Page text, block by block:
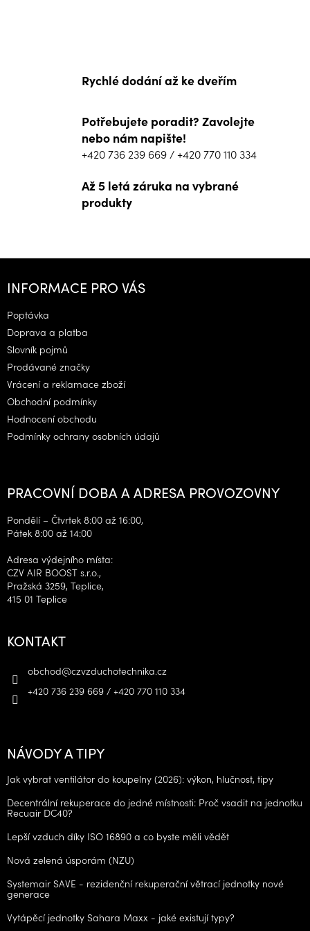
Rychlé dodání až ke dveřím
Potřebujete poradit? Zavolejte
nebo nám napište!
+420 736 239 669/ +420 770 110 334
Až 5 letá záruka na vybrané
produkty
Z
INFORMACE PRO VÁS
Poptávka
Doprava a platba
Slovník pojmů
Prodávané značky
Vrácení a reklamace zboží
Obchodní podmínky
Hodnocení obchodu
Podmínky ochrany osobních údajů
PRACOVNÍ DOBA A ADRESA PROVOZOVNY
Pondělí – Čtvrtek 8:00 až 16:00,
Pátek 8:00 až 14:00
Adresa výdejního místa:
CZV AIR BOOST s.r.o.,
Pražská 3259, Teplice,
415 01 Teplice
KONTAKT
obchod@czvzduchotechnika.cz
+420 736 239 669 / +420 770 110 334
NÁVODY A TIPY
Jak vybrat ventilátor do koupelny (2026): výkon, hlučnost, tipy
Decentrální rekuperace do jedné místnosti: Proč vsadit na jednotku
Recuair DC40?
Lepší vzduch díky ISO 16890 a co byste měli vědět
Nová zelená úsporám (NZU)
Systemair SAVE - rezidenční rekuperační větrací jednotky nové
generace
Vytápěcí jednotky Sahara Maxx - jaké existují typy?